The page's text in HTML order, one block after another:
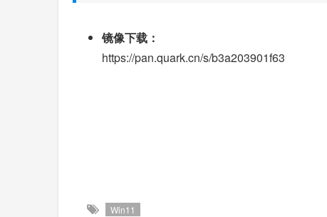
镜像下载：
https://pan.quark.cn/s/b3a203901f63
Win11